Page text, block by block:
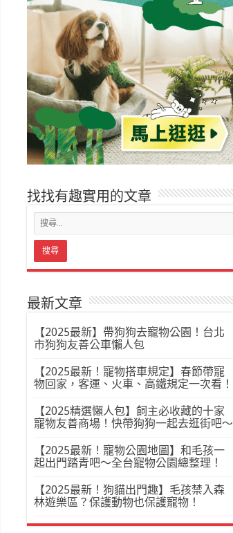
找找有趣實用的文章
最新文章
【2025最新】帶狗狗去寵物公園！台北
市狗狗友善公車懶人包
【2025最新！寵物搭車規定】春節帶寵
物回家，客運、火車、高鐵規定一次看！
【2025精選懶人包】飼主必收藏的十家
寵物友善商場！快帶狗狗一起去逛街吧～
【2025最新！寵物公園地圖】和毛孩一
起出門踏青吧～全台寵物公園總整理！
【2025最新！狗貓出門趣】毛孩禁入森
林遊樂區？保護動物也保護寵物！